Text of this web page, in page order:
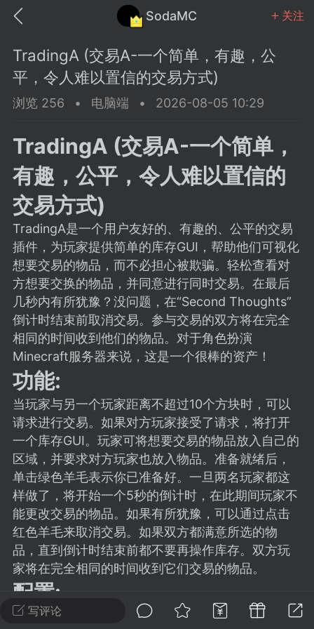
SodaMC 关注
中文社区 SodaMC
教程 材质 社区
潮涌核心
永久赞助者
11-27 02:06
电脑端 社区规则
议贴】SodaMC 的改进与建议 🧃
社区的建议&反馈板块，欢迎每
在这里畅所欲言，提出你对 社区功能、
、管理方式等方面 的任何想法！...
11 5.9k
潮涌核心
永久赞助者
24 23:37
电脑端 整合包分享
主页反馈贴
反馈你遇到的问题 以及 你期望的功能等
不方便可尝试通过邮箱与作者进行反馈
写评论
TradingA (交易A-一个简单，有趣，公
平，令人难以置信的交易方式)
浏览 256 • 电脑端 • 2026-08-05 10:29
TradingA (交易A-一个简单，
有趣，公平，令人难以置信的
交易方式)
TradingA是一个用户友好的、有趣的、公平的交易
插件，为玩家提供简单的库存GUI，帮助他们可视化
想要交易的物品，而不必担心被欺骗。轻松查看对
方想要交换的物品，并同意进行同时交易。在最后
几秒内有所犹豫？没问题，在“Second Thoughts”
倒计时结束前取消交易。参与交易的双方将在完全
相同的时间收到他们的物品。对于角色扮演
Minecraft服务器来说，这是一个很棒的资产！
功能:
当玩家与另一个玩家距离不超过10个方块时，可以
请求进行交易。如果对方玩家接受了请求，将打开
一个库存GUI。玩家可将想要交易的物品放入自己的
区域，并要求对方玩家也放入物品。准备就绪后，
单击绿色羊毛表示你已准备好。一旦两名玩家都这
样做了，将开始一个5秒的倒计时，在此期间玩家不
能更改交易的物品。如果有所犹豫，可以通过点击
红色羊毛来取消交易。如果双方都满意所选的物
品，直到倒计时结束前都不要再操作库存。双方玩
家将在完全相同的时间收到它们交易的物品。
配置:
CountdownLength:5